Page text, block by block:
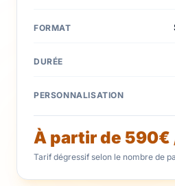
FORMAT
DURÉE
PERSONNALISATION
À partir de 590€
Tarif dégressif selon le nombre de